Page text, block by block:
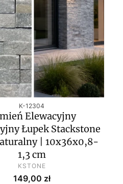
Kod produktu
K-12304
Elewacyjny
Łupek Stackstone
| 10x36x0,8-
1,3 cm
PRODUCENT
KSTONE
Cena
149,00 zł